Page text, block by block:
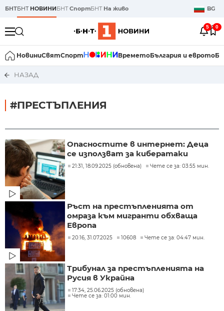
БНТБНТ НОВИНИБНТСпортБНТ На живо BG
5 0
НовиниСвятСпорт ВреметоБългария и еврото
НАЗАД
#ПРЕСТЪПЛЕНИЯ
Опасностите в интернет: Деца
се използват за кибератаки
21:31, 18.09.2025 (обновена) Чете се за: 03:55 мин.
Ръст на престъпленията от
омраза към мигранти обхваща
Европа
20:16, 31.07.2025 10608 Чете се за: 04:47 мин.
Трибунал за престъпленията на
Русия в Украйна
17:34, 25.06.2025 (обновена)
Чете се за: 01:00 мин.